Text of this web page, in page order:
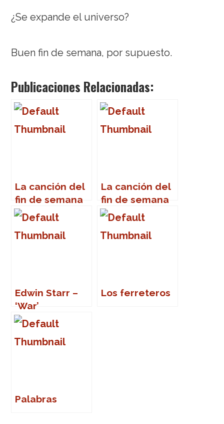
¿Se expande el universo?
Buen fin de semana, por supuesto.
Publicaciones Relacionadas:
La canción del
fin de semana
La canción del
fin de semana
Edwin Starr –
‘War’
Los ferreteros
Palabras